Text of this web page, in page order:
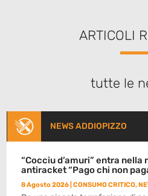
ARTICOLI
tutte le
NEWS ADDIOPIZZO
“Cocciu d’amuri” entra
antiracket “Pago chi non
8 Agosto 2026 |CONSUMO CRITICO,